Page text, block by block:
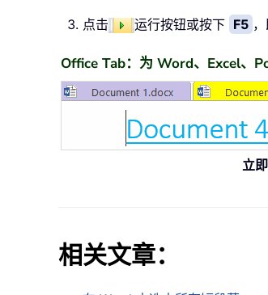
点击 运行按钮或按下 F5
Office Tab：为 Word、Excel、
立
相关文章：